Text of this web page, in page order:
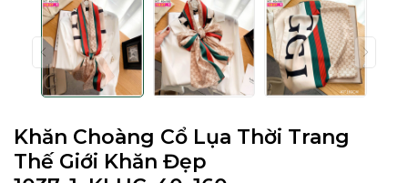
Khăn Choàng Cổ Lụa Thời Trang
Thế Giới Khăn Đẹp